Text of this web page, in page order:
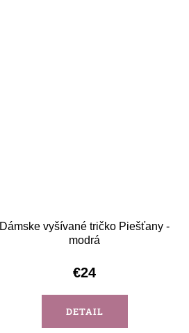
Dámske vyšívané tričko Piešťany -
modrá
€24
DETAIL